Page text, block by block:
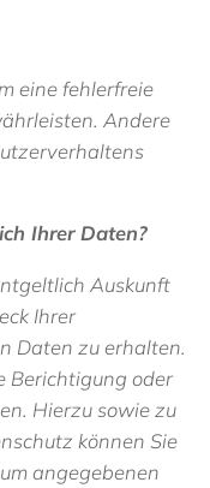
eine fehlerfreie
Andere
Ihrer Daten?
Auskunft
Ihrer
Daten zu erhalten.
Berichtigung oder
Hierzu sowie zu
können Sie
angegebenen